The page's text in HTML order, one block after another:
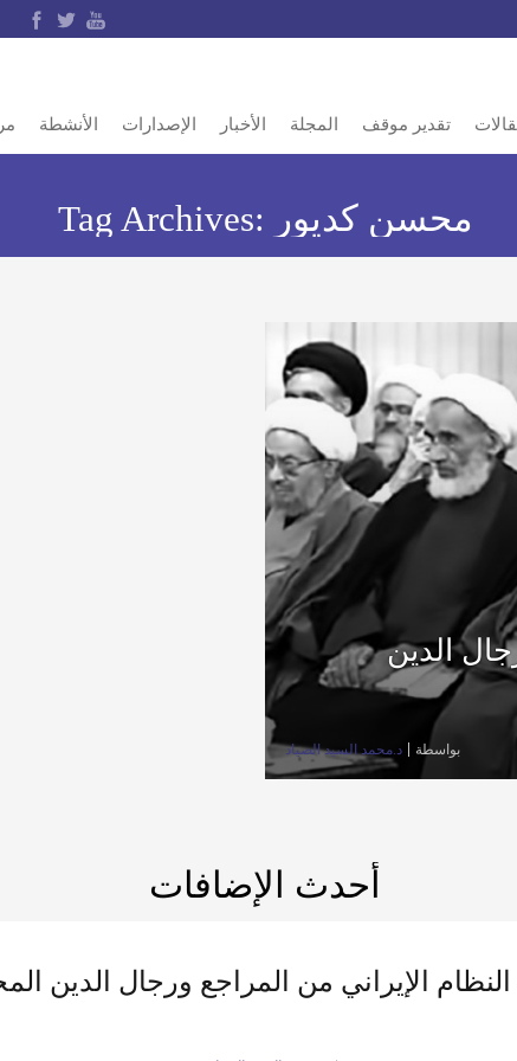
تقدير موقف المجلة الأخبار الإصدارات الأنشطة
Tag Archives: محسن كديور
الدين
بواسطة د.محمد السيد الصياد
أحدث الإضافات
الإيراني من المراجع ورجال الدين